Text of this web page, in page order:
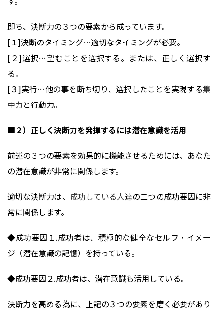
即ち、決断力の３つの要素から成っています。
[１]決断のタイミング…適切なタイミングが必要。
[２]選択…望むことを選択する。または、正しく選択す
る。
[３]実行…他の事を断ち切り、選択したことを実現する集
中力と行動力。
■２）正しく決断力を発揮するには潜在意識を活用
前述の３つの要素を効果的に機能させるためには、あなた
の潜在意識が非常に関係します。
適切な決断力は、 成功している人達の二つの成功要因に非
常に関係します。
◆成功要因１.成功者は、積極的な健全なセルフ・イメー
ジ（潜在意識の記憶）を持っている。
◆成功要因２.成功者は、潜在意識も活用している。
決断力を高める為に、上記の３つの要素を磨く必要があり